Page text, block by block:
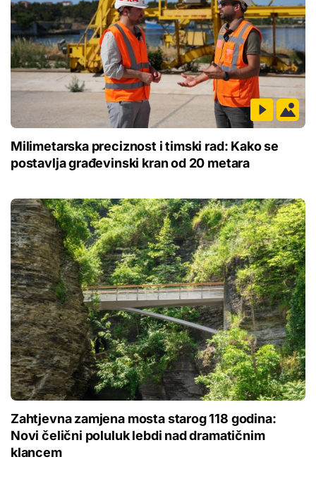
Milimetarska preciznost i timski rad: Kako se
postavlja građevinski kran od 20 metara
Zahtjevna zamjena mosta starog 118 godina:
Novi čelični poluluk lebdi nad dramatičnim
klancem